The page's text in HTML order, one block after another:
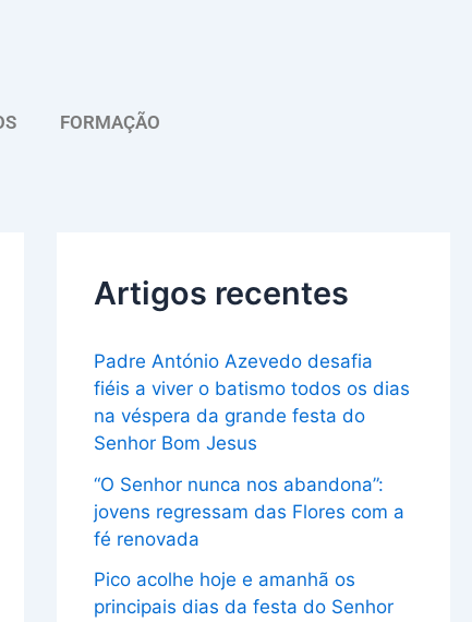
FORMAÇÃO
Artigos recentes
Padre António Azevedo desafia
fiéis a viver o batismo todos os dias
na véspera da grande festa do
Senhor Bom Jesus
“O Senhor nunca nos abandona”:
jovens regressam das Flores com a
fé renovada
Pico acolhe hoje e amanhã os
principais dias da festa do Senhor
u